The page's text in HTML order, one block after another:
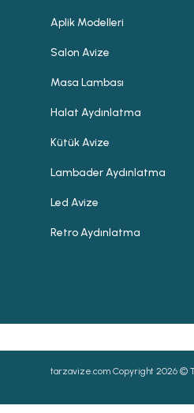
Aplik Modelleri
Salon Avize
Masa Lambası
Halat Aydınlatma
Kütük Avize
Lambader Aydınlatma
Led Avize
Retro Aydınlatma
tarzavize.com Copyright 2026 ©